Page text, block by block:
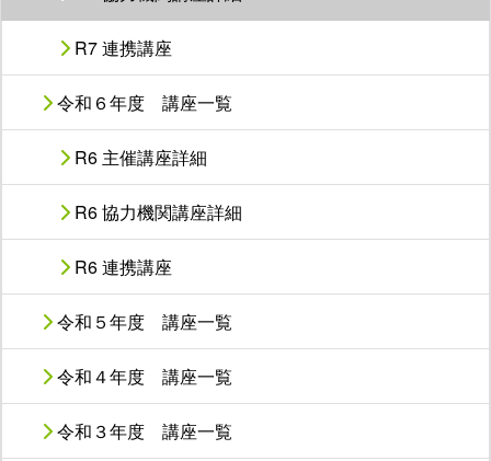
R7 連携講座
令和６年度 講座一覧
R6 主催講座詳細
R6 協力機関講座詳細
R6 連携講座
令和５年度 講座一覧
令和４年度 講座一覧
令和３年度 講座一覧